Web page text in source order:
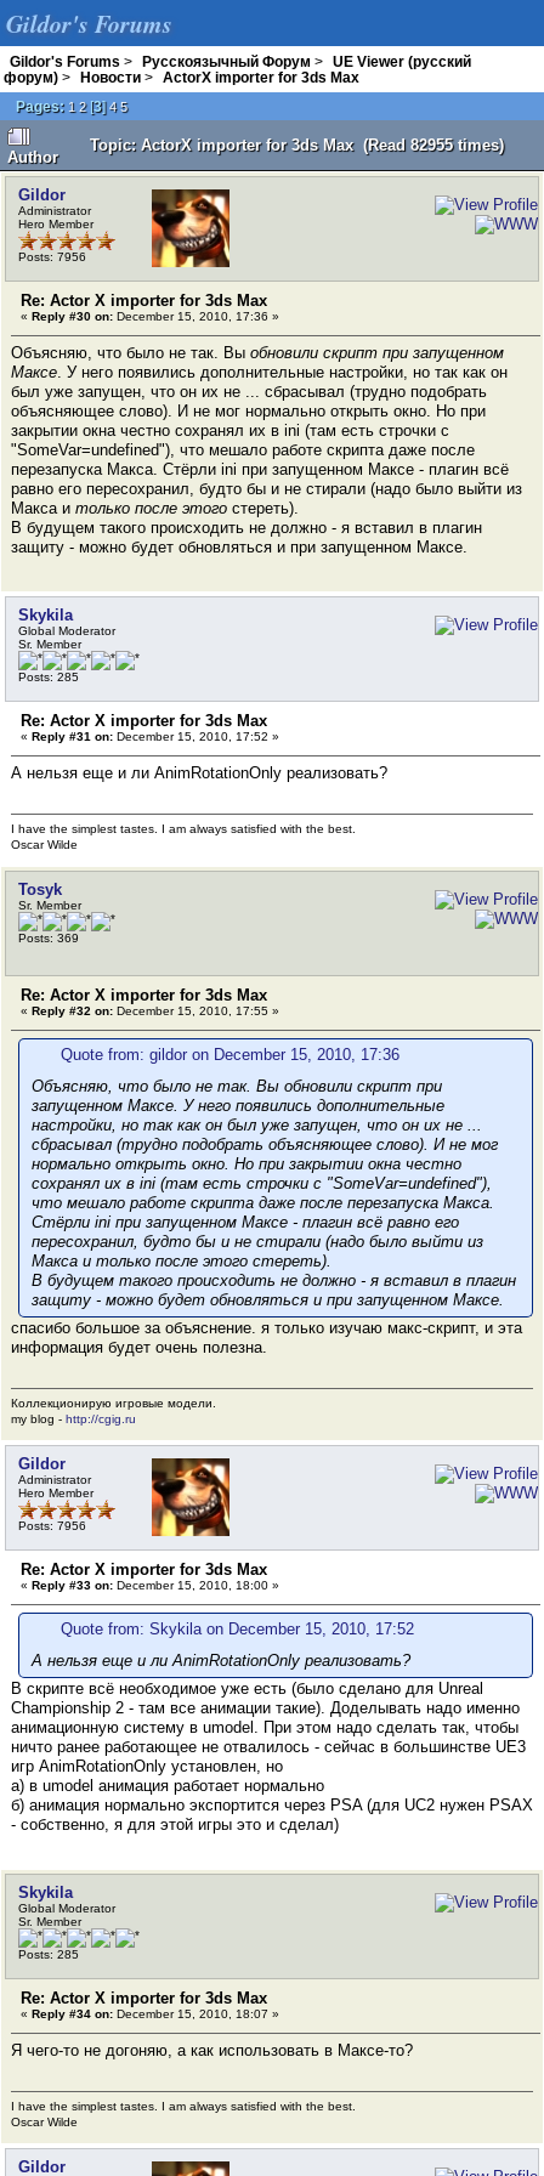
Gildor's Forums
Gildor's Forums > Русскоязычный Форум >
UE Viewer (русский
форум) > Новости >
ActorX importer for 3ds Max
Pages: 1 2[3]4 5
Author
Topic: ActorX importer for 3ds Max (Read 82955 times)
Gildor
Administrator
Hero Member
Posts: 7956
Re: Actor X importer for 3ds Max
« Reply #30 on: December 15, 2010, 17:36 »
Объясняю, что было не так. Вы обновили скрипт при запущенном
Максе. У него появились дополнительные настройки, но так как он
был уже запущен, что он их не ... сбрасывал (трудно подобрать
объясняющее слово). И не мог нормально открыть окно. Но при
закрытии окна честно сохранял их в ini (там есть строчки с
"SomeVar=undefined"), что мешало работе скрипта даже после
перезапуска Макса. Стёрли ini при запущенном Максе - плагин всё
равно его пересохранил, будто бы и не стирали (надо было выйти из
Макса и только после этого стереть).
В будущем такого происходить не должно - я вставил в плагин
защиту - можно будет обновляться и при запущенном Максе.
Skykila
Global Moderator
Sr. Member
Posts: 285
Re: Actor X importer for 3ds Max
« Reply #31 on: December 15, 2010, 17:52 »
А нельзя еще и ли AnimRotationOnly реализовать?
I have the simplest tastes. I am always satisfied with the best.
Oscar Wilde
Tosyk
Sr. Member
Posts: 369
Re: Actor X importer for 3ds Max
« Reply #32 on: December 15, 2010, 17:55 »
Quote from: gildor on December 15, 2010, 17:36
Объясняю, что было не так. Вы обновили скрипт при
запущенном Максе. У него появились дополнительные
настройки, но так как он был уже запущен, что он их не ...
сбрасывал (трудно подобрать объясняющее слово). И не мог
нормально открыть окно. Но при закрытии окна честно
сохранял их в ini (там есть строчки с "SomeVar=undefined"),
что мешало работе скрипта даже после перезапуска Макса.
Стёрли ini при запущенном Максе - плагин всё равно его
пересохранил, будто бы и не стирали (надо было выйти из
Макса и только после этого стереть).
В будущем такого происходить не должно - я вставил в плагин
защиту - можно будет обновляться и при запущенном Максе.
спасибо большое за объяснение. я только изучаю макс-скрипт, и эта
информация будет очень полезна.
Коллекционирую игровые модели.
my blog - http://cgig.ru
Gildor
Administrator
Hero Member
Posts: 7956
Re: Actor X importer for 3ds Max
« Reply #33 on: December 15, 2010, 18:00 »
Quote from: Skykila on December 15, 2010, 17:52
А нельзя еще и ли AnimRotationOnly реализовать?
В скрипте всё необходимое уже есть (было сделано для Unreal
Championship 2 - там все анимации такие). Доделывать надо именно
анимационную систему в umodel. При этом надо сделать так, чтобы
ничто ранее работающее не отвалилось - сейчас в большинстве UE3
игр AnimRotationOnly установлен, но
а) в umodel анимация работает нормально
б) анимация нормально экспортится через PSA (для UC2 нужен PSAX
- собственно, я для этой игры это и сделал)
Skykila
Global Moderator
Sr. Member
Posts: 285
Re: Actor X importer for 3ds Max
« Reply #34 on: December 15, 2010, 18:07 »
Я чего-то не догоняю, а как использовать в Максе-то?
I have the simplest tastes. I am always satisfied with the best.
Oscar Wilde
Gildor